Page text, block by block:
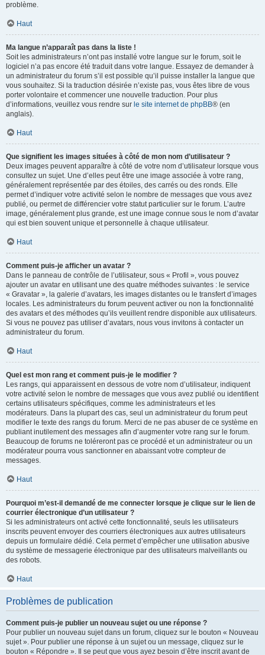
problème.
Haut
Ma langue n’apparaît pas dans la liste !
Soit les administrateurs n’ont pas installé votre langue sur le forum, soit le
logiciel n’a pas encore été traduit dans votre langue. Essayez de demander à
un administrateur du forum s’il est possible qu’il puisse installer la langue que
vous souhaitez. Si la traduction désirée n’existe pas, vous êtes libre de vous
porter volontaire et commencer une nouvelle traduction. Pour plus
d’informations, veuillez vous rendre sur le site internet de phpBB® (en
anglais).
Haut
Que signifient les images situées à côté de mon nom d’utilisateur ?
Deux images peuvent apparaître à côté de votre nom d’utilisateur lorsque vous
consultez un sujet. Une d’elles peut être une image associée à votre rang,
généralement représentée par des étoiles, des carrés ou des ronds. Elle
permet d’indiquer votre activité selon le nombre de messages que vous avez
publié, ou permet de différencier votre statut particulier sur le forum. L’autre
image, généralement plus grande, est une image connue sous le nom d’avatar
qui est bien souvent unique et personnelle à chaque utilisateur.
Haut
Comment puis-je afficher un avatar ?
Dans le panneau de contrôle de l’utilisateur, sous « Profil », vous pouvez
ajouter un avatar en utilisant une des quatre méthodes suivantes : le service
« Gravatar », la galerie d’avatars, les images distantes ou le transfert d’images
locales. Les administrateurs du forum peuvent activer ou non la fonctionnalité
des avatars et des méthodes qu’ils veuillent rendre disponible aux utilisateurs.
Si vous ne pouvez pas utiliser d’avatars, nous vous invitons à contacter un
administrateur du forum.
Haut
Quel est mon rang et comment puis-je le modifier ?
Les rangs, qui apparaissent en dessous de votre nom d’utilisateur, indiquent
votre activité selon le nombre de messages que vous avez publié ou identifient
certains utilisateurs spécifiques, comme les administrateurs et les
modérateurs. Dans la plupart des cas, seul un administrateur du forum peut
modifier le texte des rangs du forum. Merci de ne pas abuser de ce système en
publiant inutilement des messages afin d’augmenter votre rang sur le forum.
Beaucoup de forums ne toléreront pas ce procédé et un administrateur ou un
modérateur pourra vous sanctionner en abaissant votre compteur de
messages.
Haut
Pourquoi m’est-il demandé de me connecter lorsque je clique sur le lien de
courrier électronique d’un utilisateur ?
Si les administrateurs ont activé cette fonctionnalité, seuls les utilisateurs
inscrits peuvent envoyer des courriers électroniques aux autres utilisateurs
depuis un formulaire dédié. Cela permet d’empêcher une utilisation abusive
du système de messagerie électronique par des utilisateurs malveillants ou
des robots.
Haut
Problèmes de publication
Comment puis-je publier un nouveau sujet ou une réponse ?
Pour publier un nouveau sujet dans un forum, cliquez sur le bouton « Nouveau
sujet ». Pour publier une réponse à un sujet ou un message, cliquez sur le
bouton « Répondre ». Il se peut que vous ayez besoin d’être inscrit avant de